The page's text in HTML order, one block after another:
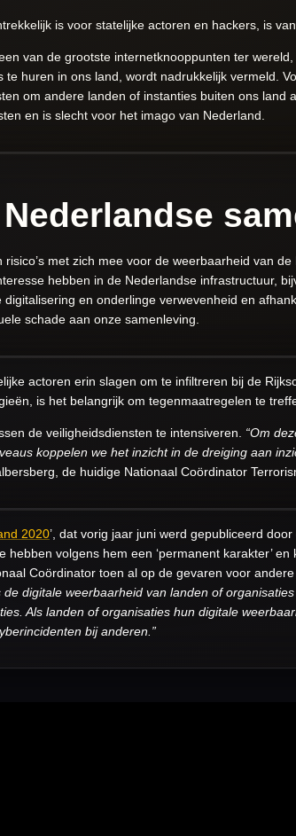
is voor statelijke actoren en hackers, is
van de grootste internetknooppunten ter
huren in ons land, wordt nadrukkelijk vermeld.
om andere landen of instanties buiten ons land
en is slecht voor het imago van Nederland.
met zich mee voor de weerbaarheid van
hebben in de Nederlandse infrastructuur,
en onderlinge verwevenheid en
schade aan onze samenleving.
actoren erin slagen om te infiltreren bij de
is het belangrijk om tegenmaatregelen te
de veiligheidsdiensten te intensiveren. “Om
koppelen we het inzicht in de dreiging aan
de huidige Nationaal Coördinator
2020’, dat vorig jaar juni werd gepubliceerd
volgens hem een ‘permanent karakter’
Coördinator toen al op de gevaren voor
de digitale weerbaarheid van landen of
Als landen of organisaties hun digitale
bij anderen.”